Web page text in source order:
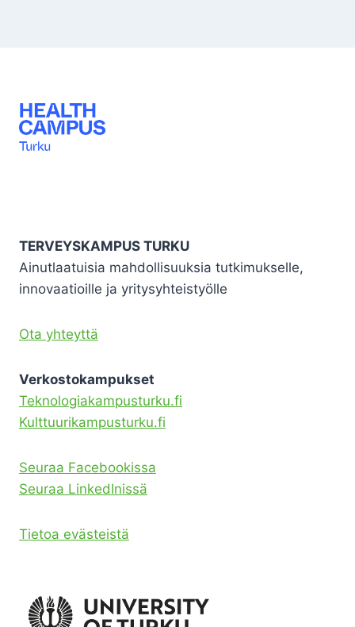
TERVEYSKAMPUS TURKU
Ainutlaatuisia mahdollisuuksia tutkimukselle,
innovaatioille ja yritysyhteistyölle
Ota yhteyttä
Verkostokampukset
Teknologiakampusturku.fi
Kulttuurikampusturku.fi
Seuraa Facebookissa
Seuraa LinkedInissä
Tietoa evästeistä